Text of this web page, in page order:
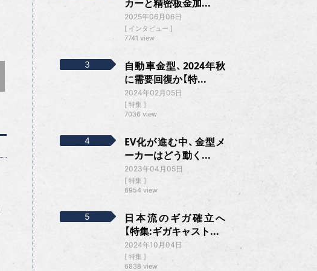
カーと精密板金加...
2025年06月06日
インタビュー
7741 view
自動車金型、2024年秋
に需要回復か【特...
2024年02月05日
特集
7036 view
EV化が進む中、金型メ
ーカーはどう動く...
2023年04月05日
特集
6954 view
日本流のギガ確立へ
【特集:ギガキャスト...
2024年10月04日
特集
6838 view